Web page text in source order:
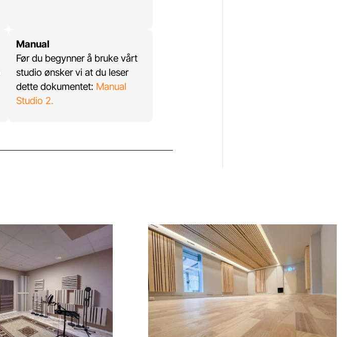
Manual
Før du begynner å bruke vårt
studio ønsker vi at du leser
dette dokumentet: Manual
Studio 2.